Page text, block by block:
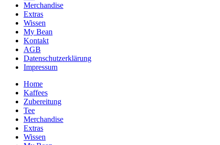
Merchandise
Extras
Wissen
My Bean
Kontakt
AGB
Datenschutzerklärung
Impressum
Home
Kaffees
Zubereitung
Tee
Merchandise
Extras
Wissen